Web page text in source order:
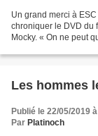
Un grand merci à
chroniquer le DVD du
Mocky. « On ne peut
Les hommes
Publié le 22/05/2019
Par Platinoch